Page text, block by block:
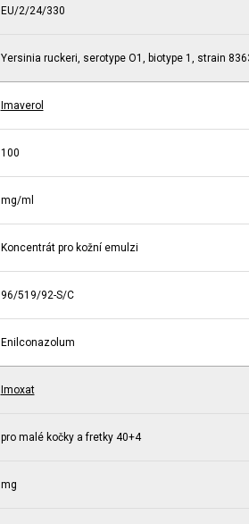
EU/2/24/330
Yersinia ruckeri, serotype O1, biotype 1, strain
Imaverol
100
mg/ml
Koncentrát pro kožní emulzi
96/519/92-S/C
Enilconazolum
Imoxat
pro malé kočky a fretky 40+4
mg